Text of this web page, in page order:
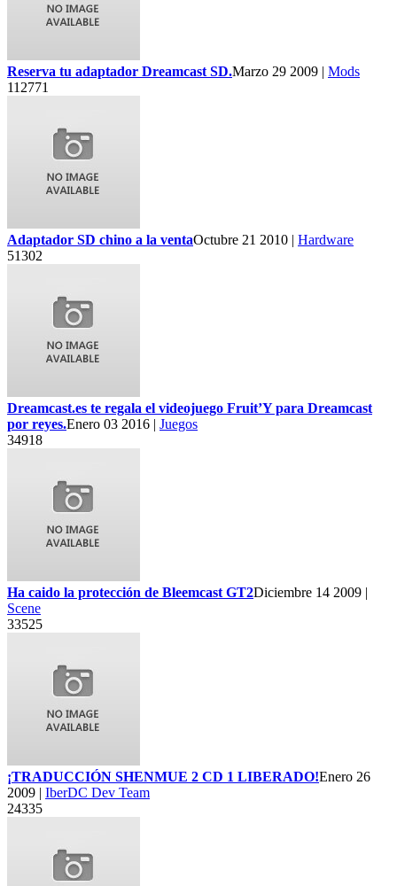
Reserva tu adaptador Dreamcast SD.Marzo 29 2009 | Mods
112771
Adaptador SD chino a la ventaOctubre 21 2010 | Hardware
51302
Dreamcast.es te regala el videojuego Fruit’Y para Dreamcast
por reyes.Enero 03 2016 | Juegos
34918
Ha caido la protección de Bleemcast GT2Diciembre 14 2009 |
Scene
33525
¡TRADUCCIÓN SHENMUE 2 CD 1 LIBERADO!Enero 26
2009 | IberDC Dev Team
24335